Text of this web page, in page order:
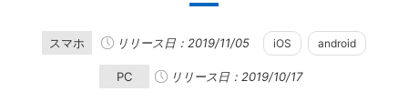
スマホ リリース日：2019/11/05 iOS android
PC リリース日：2019/10/17